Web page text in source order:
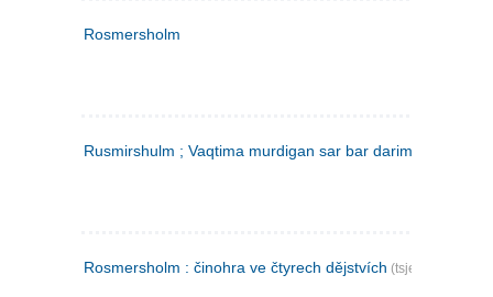
Rosmersholm
Rusmirshulm ; Vaqtima murdigan sar bar darim
Rosmersholm : činohra ve čtyrech dějstvích (tsjekkisk)